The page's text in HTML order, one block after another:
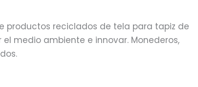
productos reciclados de tela para tapiz de
medio ambiente e innovar. Monederos,